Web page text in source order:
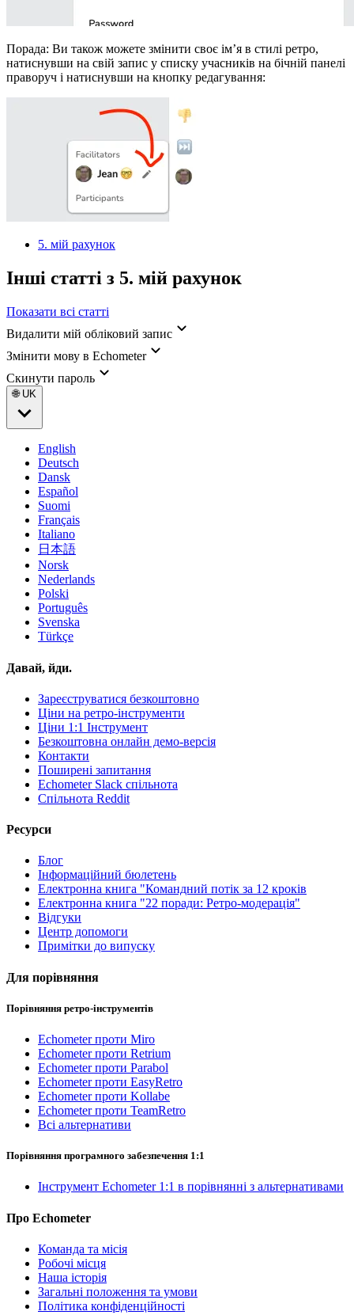
Порада: Ви також можете змінити своє ім’я в стилі ретро,
натиснувши на свій запис у списку учасників на бічній панелі
праворуч і натиснувши на кнопку редагування:
5. мій рахунок
Інші статті з 5. мій рахунок
Показати всі статті
Видалити мій обліковий запис
Змінити мову в Echometer
Скинути пароль
🌐 UK
English
Deutsch
Dansk
Español
Suomi
Français
Italiano
日本語
Norsk
Nederlands
Polski
Português
Svenska
Türkçe
Давай, йди.
Зареєструватися безкоштовно
Ціни на ретро-інструменти
Ціни 1:1 Інструмент
Безкоштовна онлайн демо-версія
Контакти
Поширені запитання
Echometer Slack спільнота
Спільнота Reddit
Ресурси
Блог
Інформаційний бюлетень
Електронна книга "Командний потік за 12 кроків
Електронна книга "22 поради: Ретро-модерація"
Відгуки
Центр допомоги
Примітки до випуску
Для порівняння
Порівняння ретро-інструментів
Echometer проти Miro
Echometer проти Retrium
Echometer проти Parabol
Echometer проти EasyRetro
Echometer проти Kollabe
Echometer проти TeamRetro
Всі альтернативи
Порівняння програмного забезпечення 1:1
Інструмент Echometer 1:1 в порівнянні з альтернативами
Про Echometer
Команда та місія
Робочі місця
Наша історія
Загальні положення та умови
Політика конфіденційності